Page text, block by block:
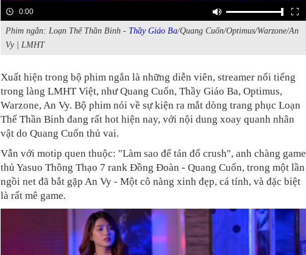
0:00
Phim ngắn: Loạn Thế Thần Binh - Thầy Giáo Ba/Quang Cuốn/Optimus/Warzone/An
Vy | LMHT
Xuất hiện trong bộ phim ngắn là những diễn viên, streamer nổi tiếng
trong làng LMHT Việt, như Quang Cuốn, Thầy Giáo Ba, Optimus,
Warzone, An Vy. Bộ phim nói về sự kiện ra mắt dòng trang phục Loạn
Thế Thần Binh đang rất hot hiện nay, với nội dung xoay quanh nhân
vật do Quang Cuốn thủ vai.
Vẫn với motip quen thuộc: "Làm sao để tán đổ crush", anh chàng game
thủ Yasuo Thông Thạo 7 rank Đồng Đoàn - Quang Cuốn, trong một lần
ngồi net đã bắt gặp An Vy - Một cô nàng xinh đẹp, cá tính, và đặc biệt
là rất mê game.